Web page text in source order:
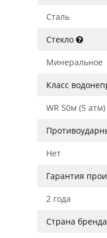
Сталь
Стекло
Минеральное
Класс
WR 50м (5 атм)
Нет
Гарантия
2 года
Страна бренда